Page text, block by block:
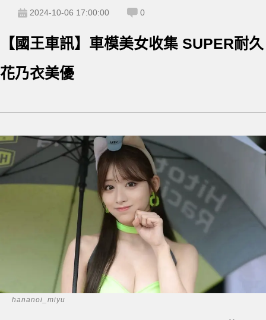
2024-10-06 17:00:00 0
【國王車訊】車模美女收集 SUPER耐久
花乃衣美優
hananoi_miyu